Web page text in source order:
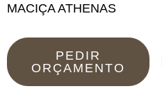
MACIÇA ATHENAS
PEDIR
ORÇAMENTO